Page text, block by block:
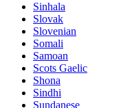
Sinhala
Slovak
Slovenian
Somali
Samoan
Scots Gaelic
Shona
Sindhi
Sundanese